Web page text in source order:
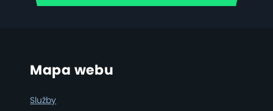
Footer
Mapa webu
Služby